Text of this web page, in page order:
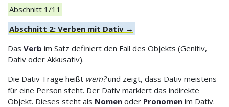
Abschnitt 1/11
Abschnitt 2: Verben mit Dativ →
Das Verb im Satz definiert den Fall des Objekts (Genitiv,
Dativ oder Akkusativ).
Die Dativ-Frage heißt wem?und zeigt, dass Dativ meistens
für eine Person steht. Der Dativ markiert das indirekte
Objekt. Dieses steht als Nomen oder Pronomen im Dativ.